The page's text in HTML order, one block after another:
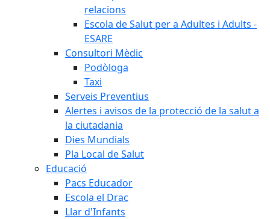
relacions
Escola de Salut per a Adultes i Adults -
ESARE
Consultori Mèdic
Podòloga
Taxi
Serveis Preventius
Alertes i avisos de la protecció de la salut a
la ciutadania
Dies Mundials
Pla Local de Salut
Educació
Pacs Educador
Escola el Drac
Llar d'Infants